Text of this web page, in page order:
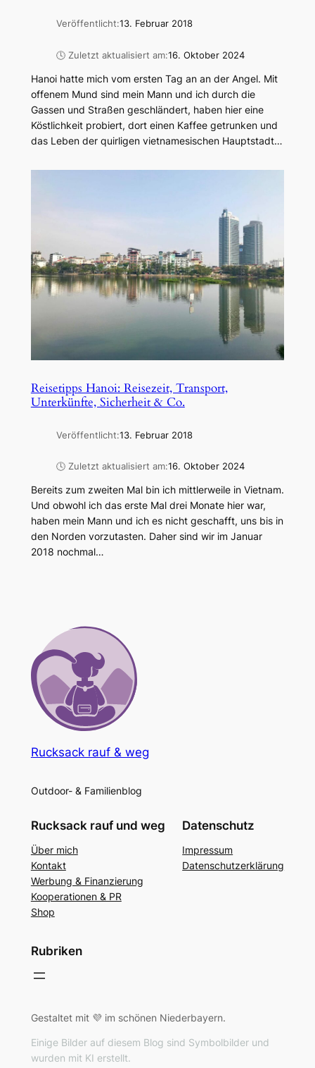
Veröffentlicht:13. Februar 2018
🕓 Zuletzt aktualisiert am:16. Oktober 2024
Hanoi hatte mich vom ersten Tag an an der Angel. Mit
offenem Mund sind mein Mann und ich durch die
Gassen und Straßen geschländert, haben hier eine
Köstlichkeit probiert, dort einen Kaffee getrunken und
das Leben der quirligen vietnamesischen Hauptstadt…
Reisetipps Hanoi: Reisezeit, Transport,
Unterkünfte, Sicherheit & Co.
Veröffentlicht:13. Februar 2018
🕓 Zuletzt aktualisiert am:16. Oktober 2024
Bereits zum zweiten Mal bin ich mittlerweile in Vietnam.
Und obwohl ich das erste Mal drei Monate hier war,
haben mein Mann und ich es nicht geschafft, uns bis in
den Norden vorzutasten. Daher sind wir im Januar
2018 nochmal…
Rucksack rauf & weg
Outdoor- & Familienblog
Rucksack rauf und weg
Über mich
Kontakt
Werbung & Finanzierung
Kooperationen & PR
Shop
Datenschutz
Impressum
Datenschutzerklärung
Rubriken
Gestaltet mit 💜 im schönen Niederbayern.
Einige Bilder auf diesem Blog sind Symbolbilder und
wurden mit KI erstellt.